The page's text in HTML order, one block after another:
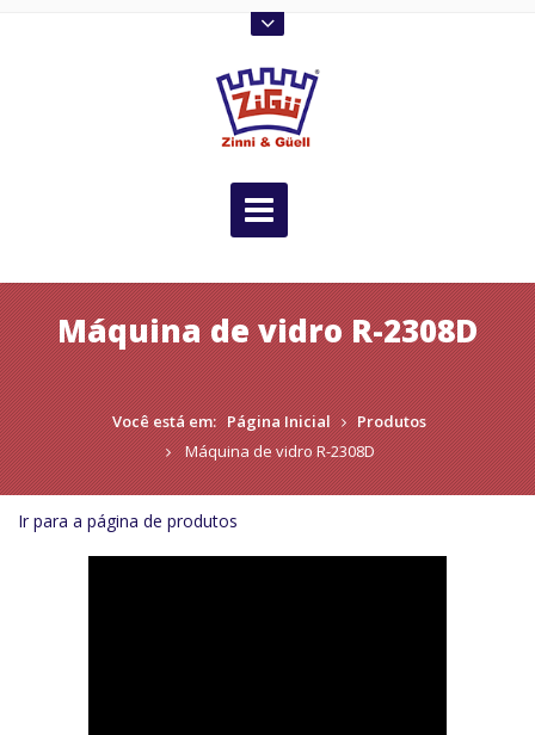
Máquina de vidro R-2308D
Você está em: Página Inicial
Produtos
Máquina de vidro R-2308D
Ir para a página de produtos